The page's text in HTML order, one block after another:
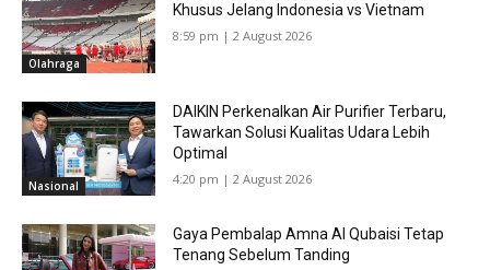
Olahraga
Khusus Jelang Indonesia vs Vietnam
8:59 pm | 2 August 2026
Nasional
DAIKIN Perkenalkan Air Purifier Terbaru,
Tawarkan Solusi Kualitas Udara Lebih
Optimal
4:20 pm | 2 August 2026
Gaya Pembalap Amna Al Qubaisi Tetap
Tenang Sebelum Tanding